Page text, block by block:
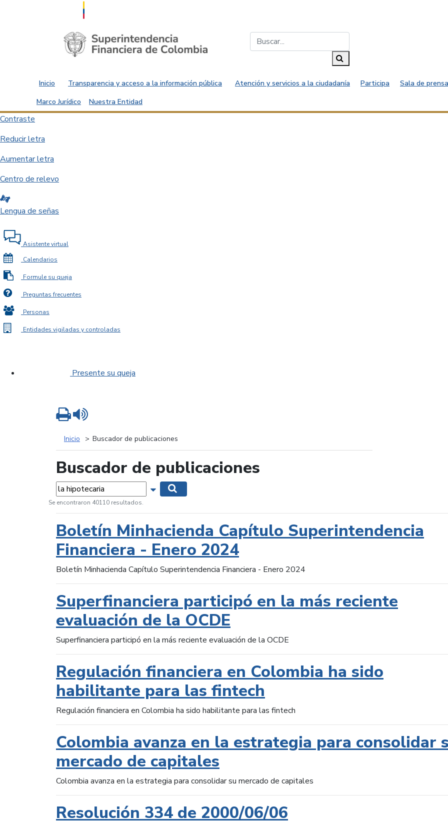
Saltar al contenido principal
Inicio Transparencia y acceso a la información pública Atención y servicios a la ciudadanía Participa
Sala de
Marco Jurídico
Nuestra Entidad
Contraste
Reducir letra
Aumentar letra
Centro de relevo
Lengua de señas
Asistente virtual
Calendarios
Formule su queja
Preguntas frecuentes
Personas
Entidades vigiladas y controladas
Presente su queja
Inicio Buscador de publicaciones
Buscador de publicaciones
Palabras... Mostrar opciones de búsqueda
Se encontraron 40110 resultados.
Boletín Minhacienda Capítulo Superintendencia
Financiera - Enero 2024
Boletín Minhacienda Capítulo Superintendencia Financiera - Enero 2024
Superfinanciera participó en la más reciente
evaluación de la OCDE
Superfinanciera participó en la más reciente evaluación de la OCDE
Regulación financiera en Colombia ha sido
habilitante para las fintech
Regulación financiera en Colombia ha sido habilitante para las fintech
Colombia avanza en la estrategia para consolidar
mercado de capitales
Colombia avanza en la estrategia para consolidar su mercado de capitales
Resolución 334 de 2000/06/06
Imprimir